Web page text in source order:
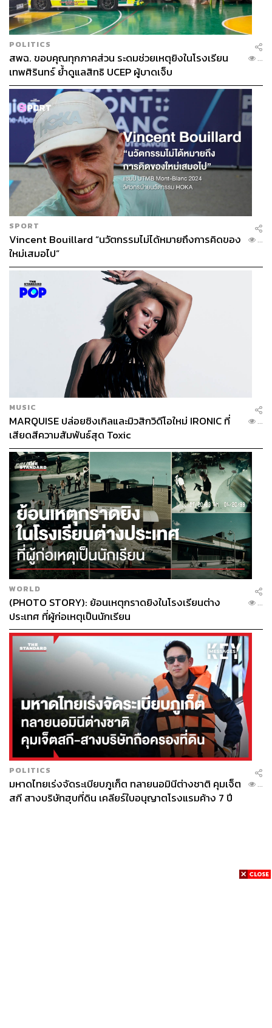
POLITICS
สพฉ. ขอบคุณทุกภาคส่วน ระดมช่วยเหตุยิงในโรงเรียน
เทพศิรินทร์ ย้ำดูแลสิทธิ UCEP ผู้บาดเจ็บ
...
SPORT
Vincent Bouillard “นวัตกรรมไม่ได้หมายถึงการคิดของ
ใหม่เสมอไป”
...
MUSIC
MARQUISE ปล่อยซิงเกิลและมิวสิกวิดีโอใหม่ IRONIC ที่
เสียดสีความสัมพันธ์สุด Toxic
...
WORLD
(PHOTO STORY): ย้อนเหตุกราดยิงในโรงเรียนต่าง
ประเทศ ที่ผู้ก่อเหตุเป็นนักเรียน
...
POLITICS
มหาดไทยเร่งจัดระเบียบภูเก็ต ทลายนอมินีต่างชาติ คุมเจ็ต
สกี สางบริษัทฮุบที่ดิน เคลียร์ใบอนุญาตโรงแรมค้าง 7 ปี
...